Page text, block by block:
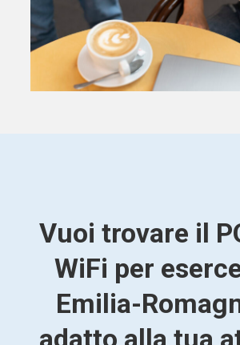
Vuoi trovare il
WiFi per
Emilia-
adatto alla tua